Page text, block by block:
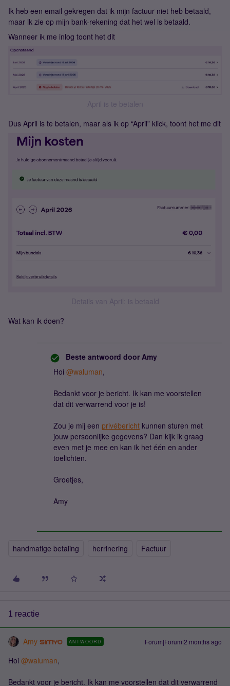
Ik heb een email gekregen dat ik mijn factuur niet heb betaald,
maar ik zie op mijn bank-rekening dat het wel is betaald.
Wanneer ik me inlog toont het dit
April is te betalen
Dus April is te betalen, maar als ik op “April” klick, toont het me dit
Details van April: is betaald
Wat kan ik doen?
Beste antwoord door Amy
Hoi ​ @waluman,
Bedankt voor je bericht. Ik kan me voorstellen
dat dit verwarrend voor je is!
Zou je mij een privébericht kunnen sturen met
jouw persoonlijke gegevens? Dan kijk ik graag
even met je mee en kan ik het één en ander
toelichten.
Groetjes,
Amy
handmatige betaling herrinering Factuur
1 reactie
Amy ANTWOORD Forum|Forum|2 months ago
Hoi ​ @waluman,
Bedankt voor je bericht. Ik kan me voorstellen dat dit verwarrend